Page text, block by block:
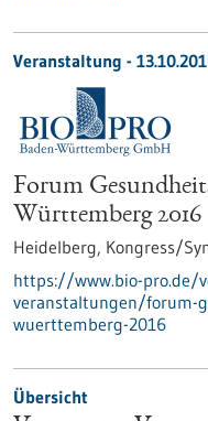
Veranstaltung -
Forum
Württemberg 2016
Heidelberg, Kongress/
https://www.bio-pro.de/
veranstaltungen/forum-
wuerttemberg-2016
Übersicht